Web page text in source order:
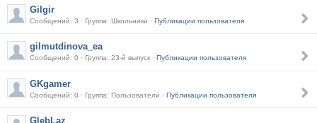
Gilgir
Сообщений: 3 · Группа: Школьники · Публикации пользователя
gilmutdinova_ea
Сообщений: 0 · Группа: 23-й выпуск · Публикации пользователя
GKgamer
Сообщений: 0 · Группа: Пользователи · Публикации пользователя
GlebLaz